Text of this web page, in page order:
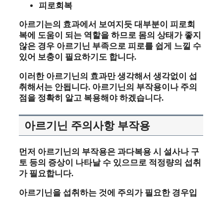
피로회복
아르기는의 효과에서 보여지듯 대부분이 피로회
복에 도움이 되는 역할을 하므로 몸의 상태가 좋지
않은 경우 아르기닌 부족으로 피로를 쉽게 느낄 수
있어 보충이 필요하기도 합니다.
이러한 아르기닌의 효과만 생각해서 생각없이 섭
취해서는 안됩니다. 아르기닌의 부작용이나 주의
점을 정확히 알고 복용해야 하겠습니다.
아르기닌 주의사항 부작용
먼저 아르기닌의 부작용은 과다복용 시 설사나 구
토 등의 증상이 나타날 수 있으므로 적정량의 섭취
가 필요합니다.
아르기닌을 섭취하는 것에 주의가 필요한 경우입